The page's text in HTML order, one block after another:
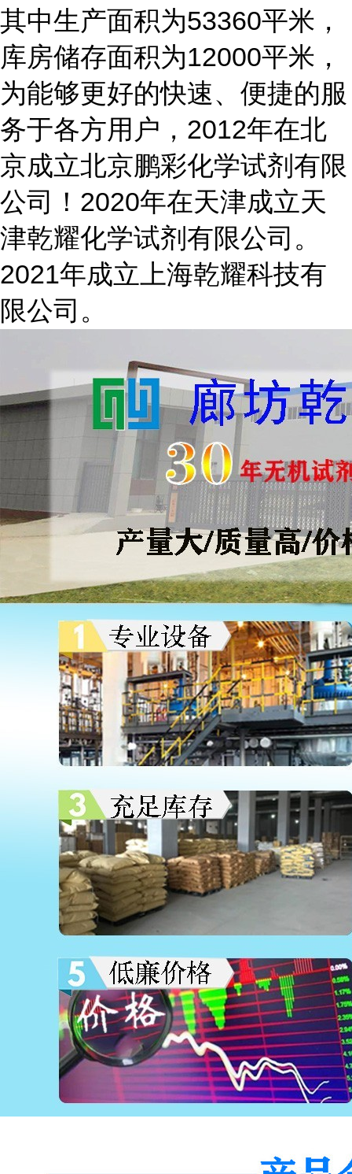
其中生产面积为53360平米，
库房储存面积为12000平米，
为能够更好的快速、便捷的服
务于各方用户，2012年在北
京成立北京鹏彩化学试剂有限
公司！2020年在天津成立天
津乾耀化学试剂有限公司。
2021年成立上海乾耀科技有
限公司。